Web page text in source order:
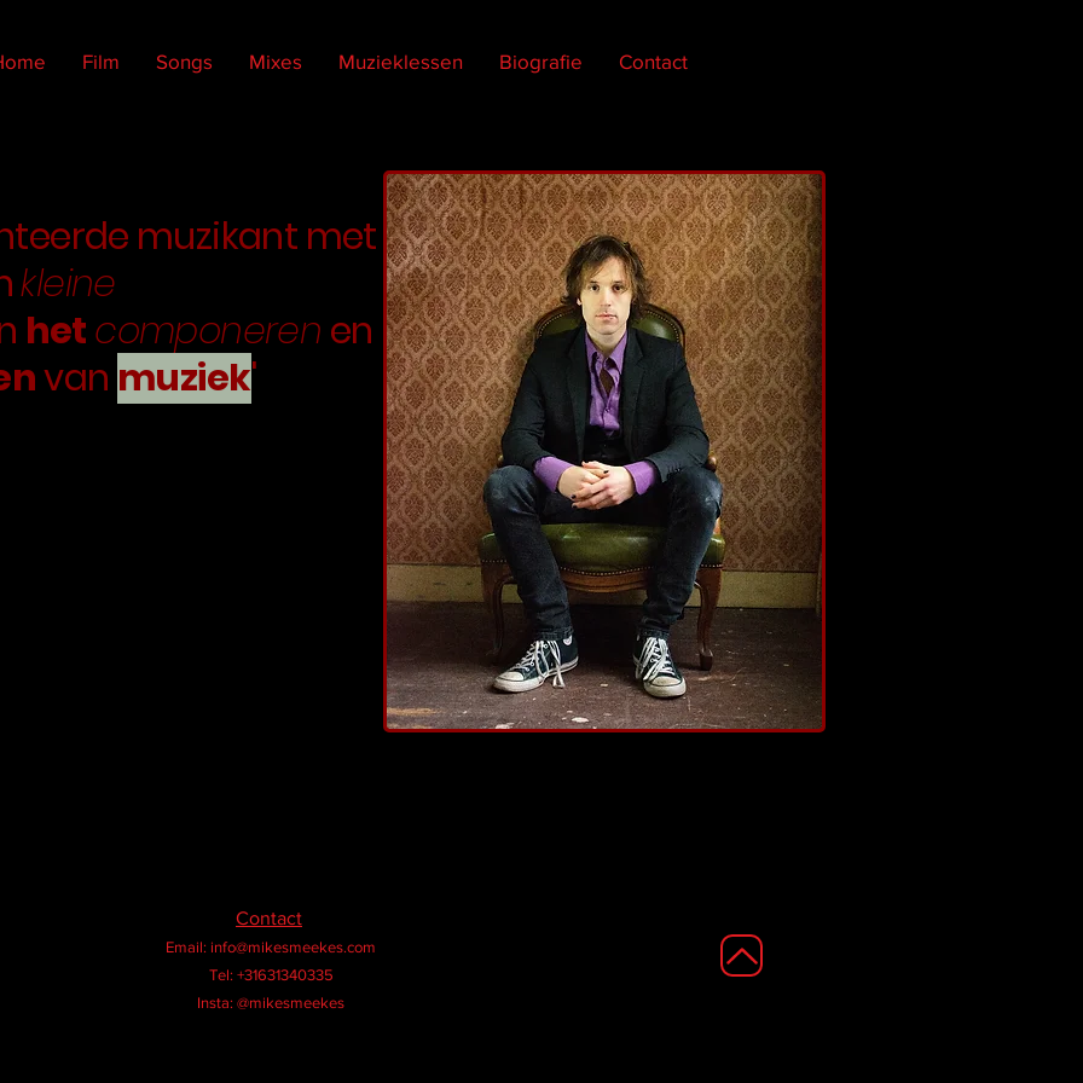
Film Songs Mixes Muzieklessen Biografie Contact
muzikant met
kleine
hetcomponeren en
van muziek'
Contact
Email: info@mikesmeekes.com
Tel: +31631340335
Insta: @mikesmeekes